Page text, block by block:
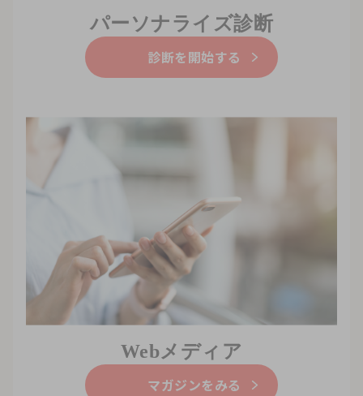
パーソナライズ診断
診断を開始する
Webメディア
マガジンをみる